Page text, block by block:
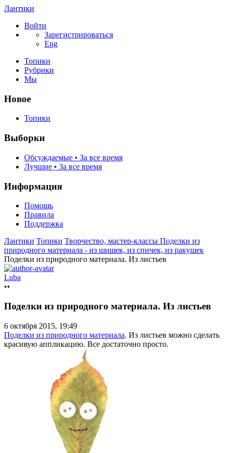
Лантики
Войти
Зарегистрироваться
Eng
Топики
Рубрики
Мы
Новое
Топики
Выборки
Обсуждаемые • За все время
Лучшие • За все время
Информация
Помощь
Правила
Поддержка
Лантики Топики Творчество, мастер-классы Поделки из
природного материала - из шишек, из спичек, из ракушек
Поделки из природного материала. Из листьев
Luba
••
Поделки из природного материала. Из листьев
6 октября 2015, 19:49
Поделки из природного материала. Из листьев можно сделать
красивую аппликацию. Все достаточно просто.